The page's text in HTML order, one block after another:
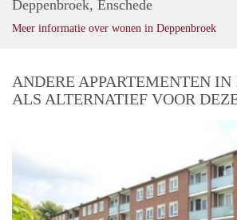
Deppenbroek, Enschede
Meer informatie over wonen in Deppenbroek
ANDERE APPARTEMENTEN IN
ALS ALTERNATIEF VOOR